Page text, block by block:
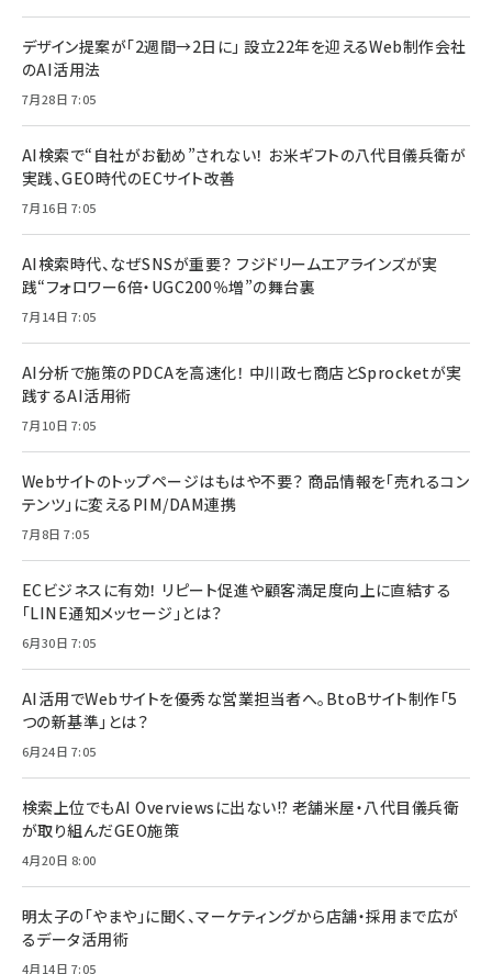
デザイン提案が「2週間→2日に」 設立22年を迎えるWeb制作会社
のAI活用法
7月28日 7:05
AI検索で“自社がお勧め”されない！ お米ギフトの八代目儀兵衛が
実践、GEO時代のECサイト改善
7月16日 7:05
AI検索時代、なぜSNSが重要？ フジドリームエアラインズが実
践“フォロワー6倍・UGC200％増”の舞台裏
7月14日 7:05
AI分析で施策のPDCAを高速化！ 中川政七商店とSprocketが実
践するAI活用術
7月10日 7:05
Webサイトのトップページはもはや不要？ 商品情報を「売れるコン
テンツ」に変えるPIM/DAM連携
7月8日 7:05
ECビジネスに有効！ リピート促進や顧客満足度向上に直結する
「LINE通知メッセージ」とは？
6月30日 7:05
AI活用でWebサイトを優秀な営業担当者へ。BtoBサイト制作「5
つの新基準」とは？
6月24日 7:05
検索上位でもAI Overviewsに出ない!? 老舗米屋・八代目儀兵衛
が取り組んだGEO施策
4月20日 8:00
明太子の「やまや」に聞く、マーケティングから店舗・採用まで広が
るデータ活用術
4月14日 7:05